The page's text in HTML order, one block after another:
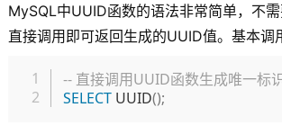
MySQL中UUID函数的语法非常简单，不需
直接调用即可返回生成的UUID值。基本调
-- 直接调用UUID函数生成唯一标
SELECT UUID();